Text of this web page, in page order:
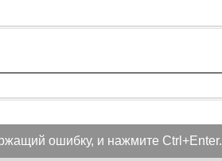
ошибку, и нажмите Ctrl+Enter.